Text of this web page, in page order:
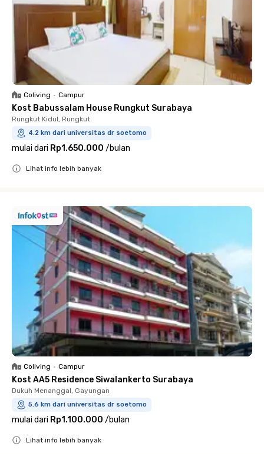
Coliving • Campur
Kost Babussalam House Rungkut Surabaya
Rungkut Kidul, Rungkut
4.2 km dari universitas dr soetomo
mulai dari Rp1.650.000 /bulan
Lihat info lebih banyak
Coliving • Campur
Kost AA5 Residence Siwalankerto Surabaya
Dukuh Menanggal, Gayungan
5.6 km dari universitas dr soetomo
mulai dari Rp1.100.000 /bulan
Lihat info lebih banyak